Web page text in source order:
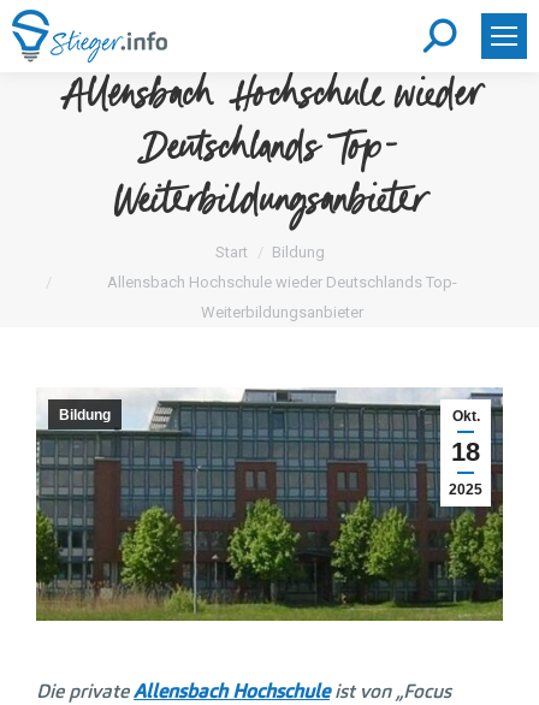
Search:
Allensbach Hochschule wieder
Deutschlands Top-
Weiterbildungsanbieter
Sie befinden sich hier:Start
Bildung
Allensbach Hochschule wieder Deutschlands Top-
Weiterbildungsanbieter
Okt.
18
2025
Bildung
Die privateAllensbach Hochschuleist von „Focus